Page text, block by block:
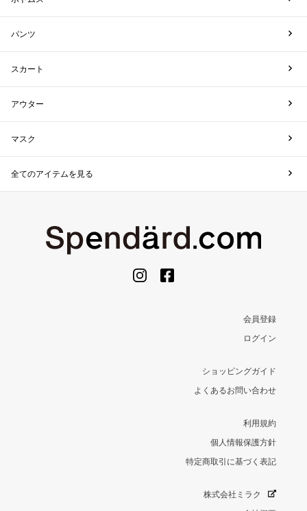
パンツ
スカート
アウター
マスク
全てのアイテムを見る
会員登録
ログイン
ショッピングガイド
よくあるお問い合わせ
利用規約
個人情報保護方針
特定商取引に基づく表記
株式会社ミラク